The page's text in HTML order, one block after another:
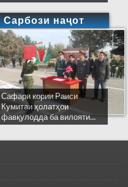
Сарбози наҷот
Сафари кории Раиси
Кумитаи ҳолатҳои
фавқулодда ба вилояти...